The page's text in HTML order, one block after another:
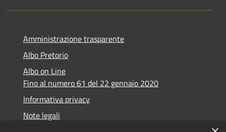
Amministrazione trasparente
Albo Pretorio
Albo on Line
Fino al numero 61 del 22 gennaio 2020
Informativa privacy
Note legali